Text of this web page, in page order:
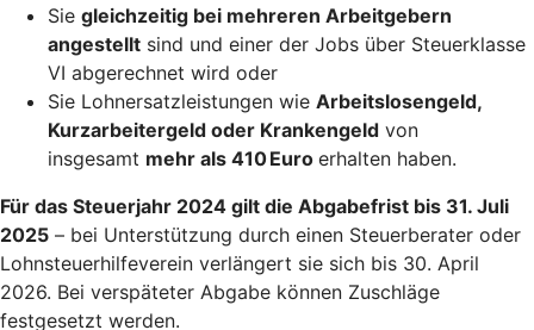
Sie gleichzeitig bei mehreren Arbeitgebern
angestellt sind und einer der Jobs über Steuerklasse
VI abgerechnet wird oder
Sie Lohnersatzleistungen wie Arbeitslosengeld,
Kurzarbeitergeld oder Krankengeld von
insgesamt mehr als 410 Euro erhalten haben.
Für das Steuerjahr 2024 gilt die Abgabefrist bis 31. Juli
2025 – bei Unterstützung durch einen Steuerberater oder
Lohnsteuerhilfeverein verlängert sie sich bis 30. April
2026. Bei verspäteter Abgabe können Zuschläge
festgesetzt werden.